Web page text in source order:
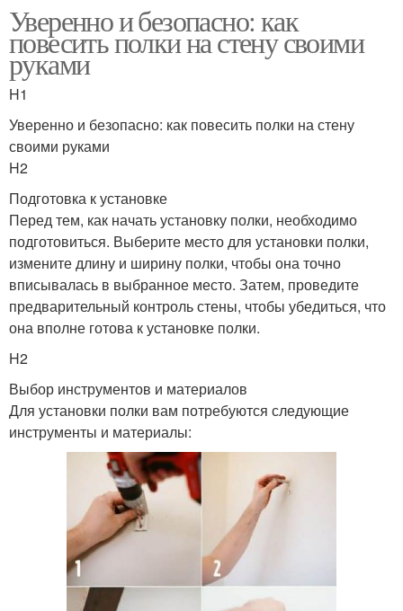
Уверенно и безопасно: как
повесить полки на стену своими
руками
H1
Уверенно и безопасно: как повесить полки на стену
своими руками
H2
Подготовка к установке
Перед тем, как начать установку полки, необходимо
подготовиться. Выберите место для установки полки,
измените длину и ширину полки, чтобы она точно
вписывалась в выбранное место. Затем, проведите
предварительный контроль стены, чтобы убедиться, что
она вполне готова к установке полки.
H2
Выбор инструментов и материалов
Для установки полки вам потребуются следующие
инструменты и материалы: